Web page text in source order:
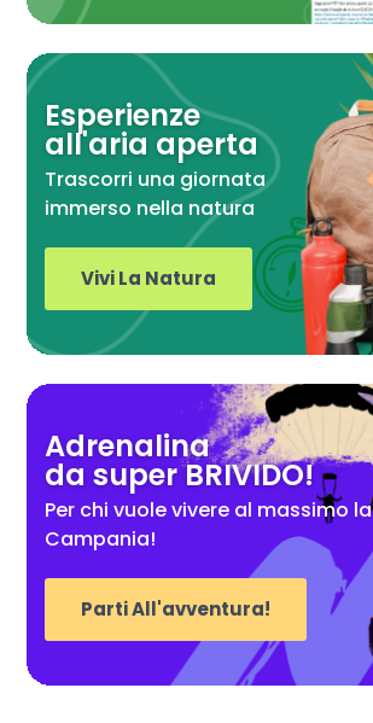
Esperienze
all'aria aperta
Trascorri una giornata
immerso nella natura
Vivi La Natura
Adrenalina
da super BRIVIDO!
Per chi vuole vivere al massimo la
Campania!
Parti All'avventura!